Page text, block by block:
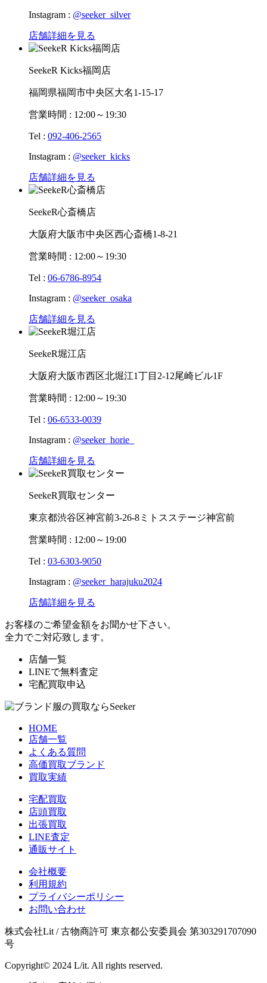
Instagram : @seeker_silver
店舗詳細を見る
SeekeR Kicks福岡店
福岡県福岡市中央区大名1-15-17
営業時間 : 12:00～19:30
Tel : 092-406-2565
Instagram : @seeker_kicks
店舗詳細を見る
SeekeR心斎橋店
大阪府大阪市中央区西心斎橋1-8-21
営業時間 : 12:00～19:30
Tel : 06-6786-8954
Instagram : @seeker_osaka
店舗詳細を見る
SeekeR堀江店
大阪府大阪市西区北堀江1丁目2-12尾崎ビル1F
営業時間 : 12:00～19:30
Tel : 06-6533-0039
Instagram : @seeker_horie_
店舗詳細を見る
SeekeR買取センター
東京都渋谷区神宮前3-26-8ミトスステージ神宮前
営業時間 : 12:00～19:00
Tel : 03-6303-9050
Instagram : @seeker_harajuku2024
店舗詳細を見る
お客様のご希望金額をお聞かせ下さい。
全力でご対応致します。
店舗一覧
LINEで無料査定
宅配買取申込
HOME
店舗一覧
よくある質問
高価買取ブランド
買取実績
宅配買取
店頭買取
出張買取
LINE査定
通販サイト
会社概要
利用規約
プライバシーポリシー
お問い合わせ
株式会社Lit / 古物商許可 東京都公安委員会 第303291707090
号
Copyright© 2024 L/it. All rights reserved.